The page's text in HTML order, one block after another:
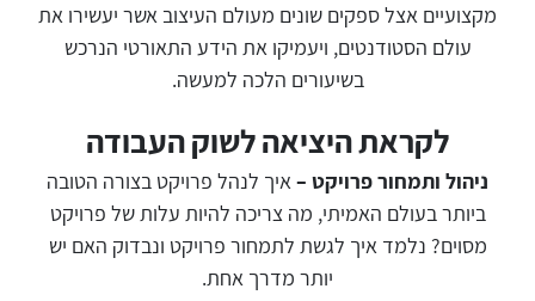
מקצועיים אצל ספקים שונים מעולם העיצוב אשר יעשירו את
עולם הסטודנטים, ויעמיקו את הידע התאורטי הנרכש
בשיעורים הלכה למעשה.
לקראת היציאה לשוק העבודה
ניהול ותמחור פרויקט –איך לנהל פרויקט בצורה הטובה
ביותר בעולם האמיתי, מה צריכה להיות עלות של פרויקט
מסוים? נלמד איך לגשת לתמחור פרויקט ונבדוק האם יש
יותר מדרך אחת.